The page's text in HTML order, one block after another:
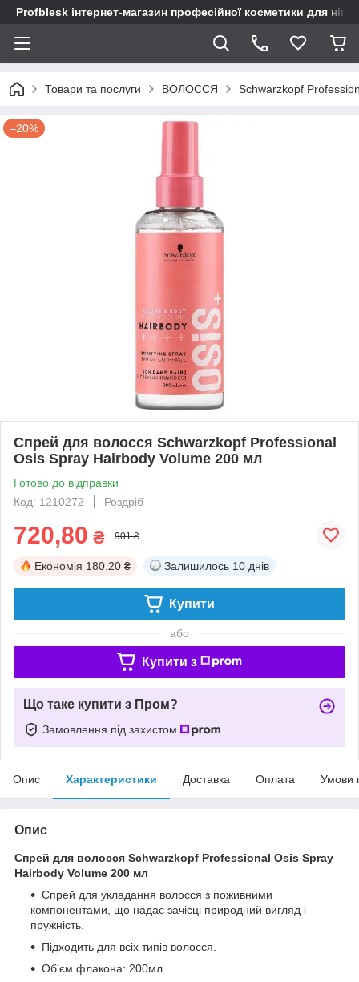
Profblesk інтернет-магазин професійної косметики для
Товари та послуги ВОЛОССЯ Schwarzkopf
–20%
Спрей для волосся Schwarzkopf Professional
Osis Spray Hairbody Volume 200 мл
Готово до відправки
Код: 1210272
Роздріб
720,80 ₴ 901 ₴
Економія 180.20 ₴ Залишилось 10 днів
Купити
або
Купити з
Що таке купити з Пром?
Замовлення під захистом
Опис Характеристики Доставка Оплата Умови
Опис
Спрей для волосся Schwarzkopf Professional Osis Spray
Hairbody Volume 200 мл
Спрей для укладання волосся з поживними
компонентами, що надає зачісці природний вигляд і
пружність.
Підходить для всіх типів волосся.
Об'єм флакона: 200мл